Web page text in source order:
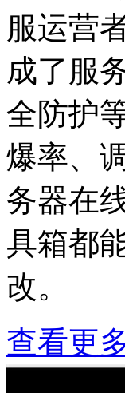
服运营
成了服
全防护
爆率、
务器在
具箱都
改。
查看更